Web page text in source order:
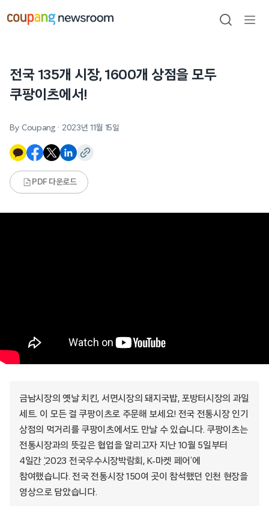
건너뛰기
검색
전국 135개 시장, 1600개 상점을 모두
쿠팡이츠에서!
By Coupang · 2023년 11월 15일
PDF 다운로드
금남시장의 옛날 치킨, 서면시장의 돼지국밥, 포방터시장의 과일
세트. 이 모든 걸 쿠팡이츠로 주문해 보세요! 전국 전통시장 인기
상점의 먹거리를 쿠팡이츠에서도 만날 수 있습니다. 쿠팡이츠는
전통시장과의 뜻깊은 협업을 알리고자 지난 10월 5일부터
4일간 ‘2023 전국우수시장박람회, K-마켓 페어’에
참여했습니다. 전국 전통시장 150여 곳이 참석했던 인천 현장을
영상으로 담았습니다.